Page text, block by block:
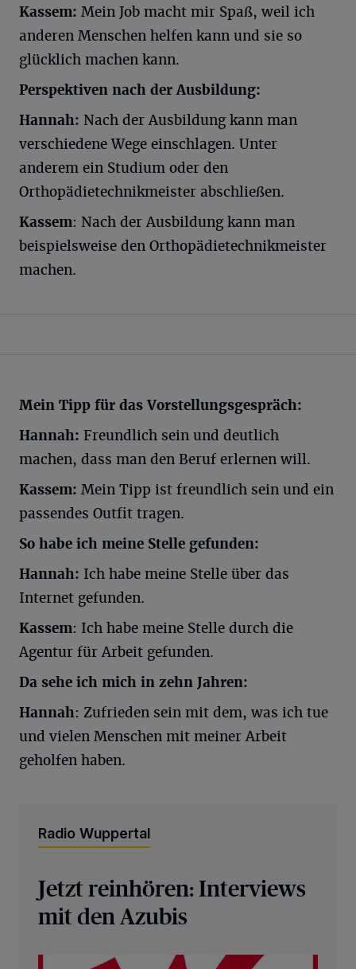
Kassem: Mein Job macht mir Spaß, weil ich
anderen Menschen helfen kann und sie so
glücklich machen kann.
Perspektiven nach der Ausbildung:
Hannah: Nach der Ausbildung kann man
verschiedene Wege einschlagen. Unter
anderem ein Studium oder den
Orthopädietechnikmeister abschließen.
Kassem: Nach der Ausbildung kann man
beispielsweise den Orthopädietechnikmeister
machen.
Mein Tipp für das Vorstellungsgespräch:
Hannah: Freundlich sein und deutlich
machen, dass man den Beruf erlernen will.
Kassem: Mein Tipp ist freundlich sein und ein
passendes Outfit tragen.
So habe ich meine Stelle gefunden:
Hannah: Ich habe meine Stelle über das
Internet gefunden.
Kassem: Ich habe meine Stelle durch die
Agentur für Arbeit gefunden.
Da sehe ich mich in zehn Jahren:
Hannah: Zufrieden sein mit dem, was ich tue
und vielen Menschen mit meiner Arbeit
geholfen haben.
Radio Wuppertal
Jetzt reinhören: Interviews
mit den Azubis